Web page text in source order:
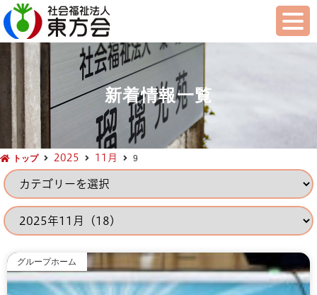
新着情報一覧
トップ 2025 11月 9
グループホーム